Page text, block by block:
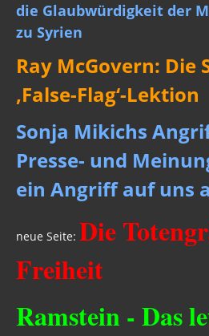
die Glaubwürdigkeit der
zu Syrien
Ray McGovern: Die
‚False-Flag‘-Lektion
Sonja Mikichs
Presse- und
ein Angriff auf uns
neue Seite: Die
Freiheit
Ramstein - Das